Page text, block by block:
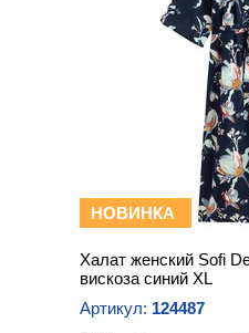
НОВИНКА
Халат женский Sofi
вискоза синий XL
Артикул: 124487